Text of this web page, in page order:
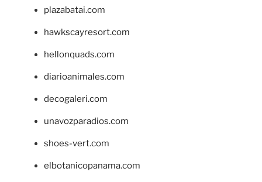
plazabatai.com
hawkscayresort.com
hellonquads.com
diarioanimales.com
decogaleri.com
unavozparadios.com
shoes-vert.com
elbotanicopanama.com